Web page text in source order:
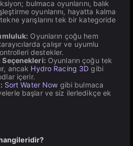
bulmaca oyunlarını, balık
oyunlarını, hayatta kalma
yarışlarını tek bir kategoride
Oyunların çoğu hem
çalışır ve uyumlu
destekler.
Seçenekleri: Oyunların çoğu tek
ancak Hydro Racing 3D gibi
içerir.
Sort Water Now gibi bulmaca
başlar ve siz ilerledikçe ek